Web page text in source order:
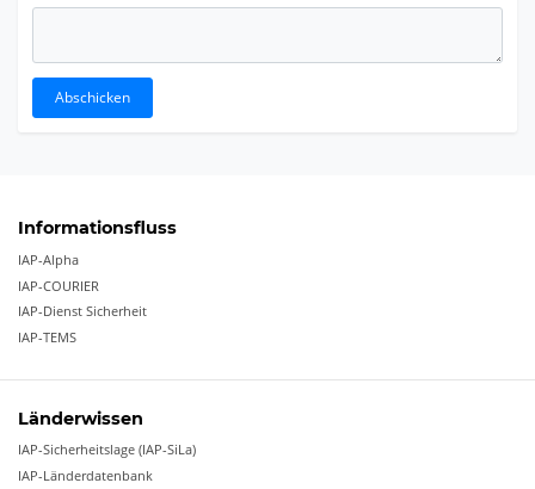
Abschicken
Informationsfluss
IAP-Alpha
IAP-COURIER
IAP-Dienst Sicherheit
IAP-TEMS
Länderwissen
IAP-Sicherheitslage (IAP-SiLa)
IAP-Länderdatenbank